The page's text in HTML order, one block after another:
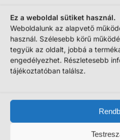
Ez a weboldal sütiket használ.
Weboldalunk az alapvető
használ. Szélesebb körű
tegyük az oldalt, jobbá a
engedélyezhet. Részletesebb
tájékoztatóban találsz.
Tömeg
Csomagolás mérete (kb.)
Márka